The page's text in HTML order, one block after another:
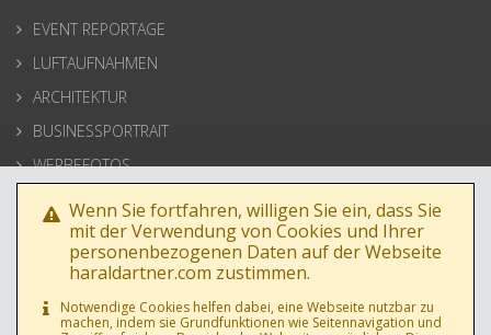
EVENT REPORTAGE
LUFTAUFNAHMEN
ARCHITEKTUR
BUSINESSPORTRAIT
WERBEFOTOS
HOCHZEIT
PRESSE
Wenn Sie fortfahren, willigen Sie ein, dass Sie
mit der Verwendung von Cookies und Ihrer
personenbezogenen Daten auf der Webseite
haraldartner.com zustimmen.
Notwendige Cookies helfen dabei, eine Webseite nutzbar zu
machen, indem sie Grundfunktionen wie Seitennavigation und